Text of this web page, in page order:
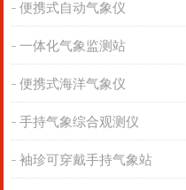
便携式自动气象仪
一体化气象监测站
便携式海洋气象仪
手持气象综合观测仪
袖珍可穿戴手持气象站